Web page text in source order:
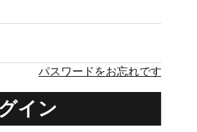
パスワードをお忘れですか？
イン